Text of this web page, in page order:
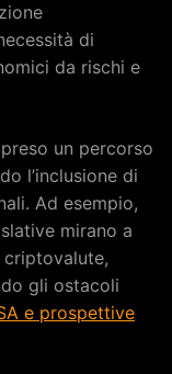
di
da rischi e
un percorso
l’inclusione di
Ad esempio,
mirano a
gli ostacoli
e prospettive